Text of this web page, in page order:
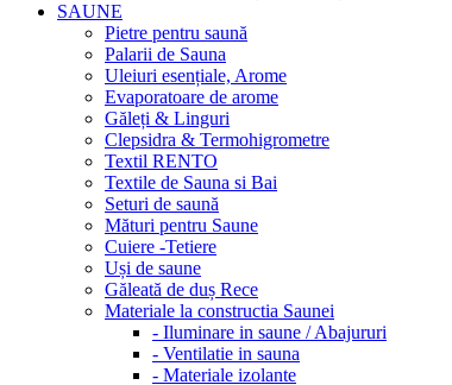
SAUNE
Pietre pentru saună
Palarii de Sauna
Uleiuri esențiale, Arome
Evaporatoare de arome
Găleți & Linguri
Clepsidra & Termohigrometre
Textil RENTO
Textile de Sauna si Bai
Seturi de saună
Mături pentru Saune
Cuiere -Tetiere
Uși de saune
Găleată de duș Rece
Materiale la constructia Saunei
- Iluminare in saune / Abajururi
- Ventilatie in sauna
- Materiale izolante